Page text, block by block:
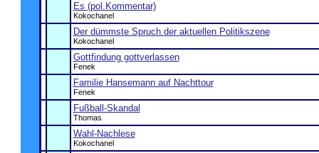
Es (pol.Kommentar)
Kokochanel
Der dümmste Spruch der aktuellen Politikszene
Kokochanel
Gottfindung gottverlassen
Fenek
Familie Hansemann auf Nachttour
Fenek
Fußball-Skandal
Thomas
Wahl-Nachlese
Kokochanel